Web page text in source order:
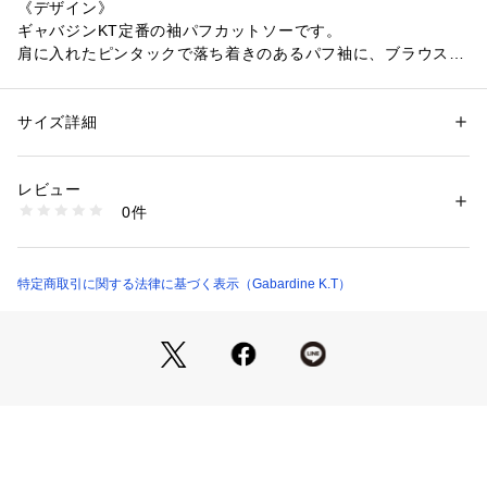
《デザイン》
ギャバジンKT定番の袖パフカットソーです。
肩に入れたピンタックで落ち着きのあるパフ袖に、ブラウス身
デザインカットソーです。
32Gのハイゲージ機で編み立てた上質なポンチ素材で薄手でハ
リ感があり、泡色でも透けづらいのが特長のギャバジンKT定
性別：レディース
素材：本体：綿53％ ポリエステル47％
生産国：日本
1330700002394
サイズ詳細
レビュー
0件
特定商取引に関する法律に基づく表示（Gabardine K.T）